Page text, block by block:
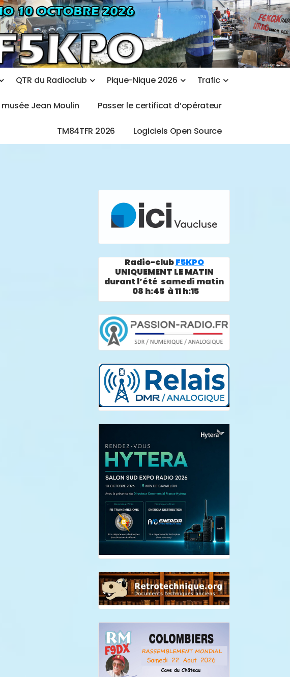
QTR du Radioclub Pique-Nique 2026 Trafic
musée Jean Moulin Passer le certificat d’opérateur
TM84TFR 2026 Logiciels Open Source
Radio-clubF5KPO
UNIQUEMENT LE MATIN
durant l’été samedi matin
08 h:45 à 11 h:15